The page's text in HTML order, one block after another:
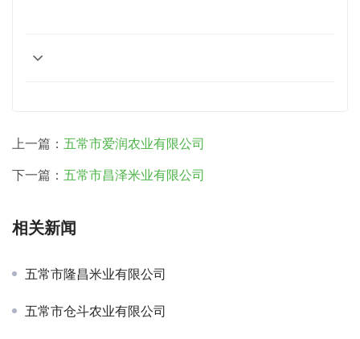
上一篇： 五常市爱润农业有限公司
下一篇： 五常市昌泽米业有限公司
相关新闻
五常市隆昌米业有限公司
五常市仓斗农业有限公司